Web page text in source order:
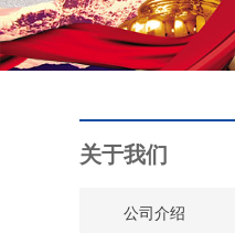
关于我们
公司介绍